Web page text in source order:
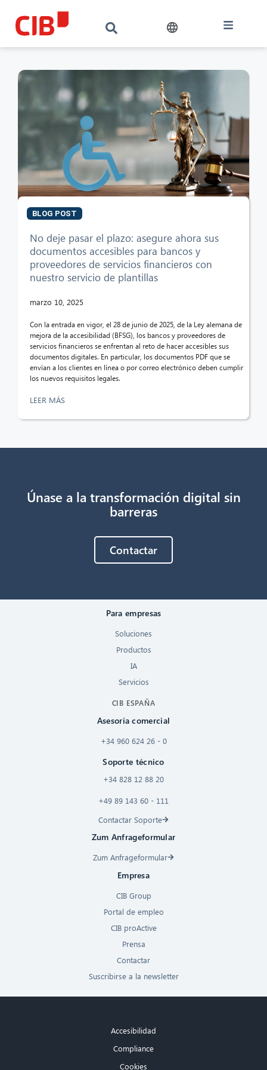
BLOG POST
No deje pasar el plazo: asegure ahora sus
documentos accesibles para bancos y
proveedores de servicios financieros con
nuestro servicio de plantillas
marzo 10, 2025
Con la entrada en vigor, el 28 de junio de 2025, de la Ley alemana de
mejora de la accesibilidad (BFSG), los bancos y proveedores de
servicios financieros se enfrentan al reto de hacer accesibles sus
documentos digitales. En particular, los documentos PDF que se
envían a los clientes en línea o por correo electrónico deben cumplir
los nuevos requisitos legales.
LEER MÁS
Únase a la transformación digital sin
barreras
Contactar
Para empresas
Soluciones
Productos
IA
Servicios
CIB ESPAÑA
Asesoría comercial
+34 960 624 26 - 0
Soporte técnico
+34 828 12 88 20
+49 89 143 60 - 111
Contactar Soporte
Zum Anfrageformular
Zum Anfrageformular
Empresa
CIB Group
Portal de empleo
CIB proActive
Prensa
Contactar
Suscribirse a la newsletter
Accesibilidad
Compliance
Cookies
CIB AI ChatBot
¡Hola! ¿Qué puedo hacer por ti?